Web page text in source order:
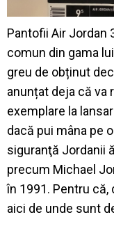
Pantofii Air Jordan
comun din gama
greu de obținut
anunțat deja că va
exemplare la
dacă pui mâna pe
siguranţă Jordanii
precum Michael
în 1991. Pentru că,
aici de unde sunt